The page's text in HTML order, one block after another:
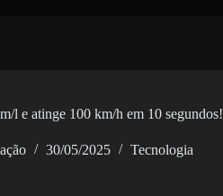
l e atinge 100 km/h em 10 segundos!
30/05/2025 Tecnologia